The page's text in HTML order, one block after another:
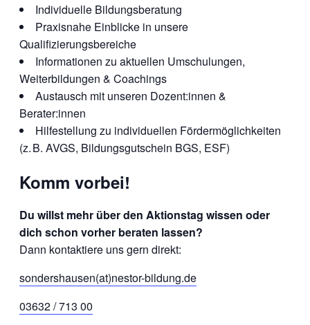
Individuelle Bildungsberatung
Praxisnahe Einblicke in unsere
Qualifizierungsbereiche
Informationen zu aktuellen Umschulungen,
Weiterbildungen & Coachings
Austausch mit unseren Dozent:innen &
Berater:innen
Hilfestellung zu individuellen Fördermöglichkeiten
(z. B. AVGS, Bildungsgutschein BGS, ESF)
Komm vorbei!
Du willst mehr über den Aktionstag wissen oder
dich schon vorher beraten lassen?
Dann kontaktiere uns gern direkt:
sondershausen(at)nestor-bildung.de
03632 / 713 00